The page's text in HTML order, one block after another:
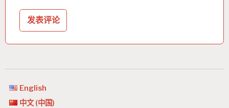
English
中文 (中国)